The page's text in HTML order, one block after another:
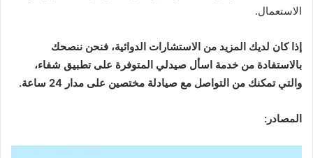
الاستعمال.
إذا كان لديك المزيد من الاستشارات الدوائية، فنحن ننصحك
بالاستفادة من خدمة اسأل صيدلي المتوفرة على تطبيق شفاء،
والتي تمكنك من التواصل مع صيادلة مختصين على مدار 24 ساعة.
المصادر: